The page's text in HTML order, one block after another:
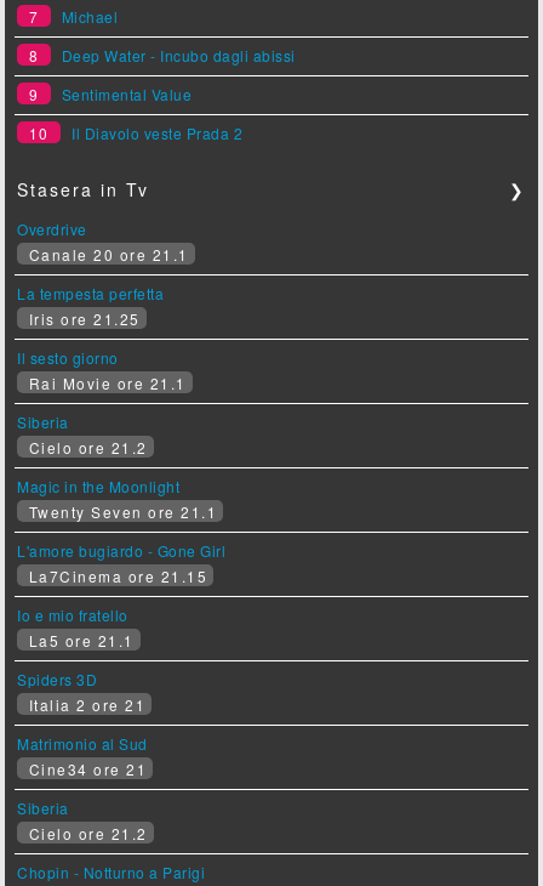
7
Michael
8
Deep Water - Incubo dagli abissi
9
Sentimental Value
10
Il Diavolo veste Prada 2
Stasera in Tv ❯
Overdrive
Canale 20 ore 21.1
La tempesta perfetta
Iris ore 21.25
Il sesto giorno
Rai Movie ore 21.1
Siberia
Cielo ore 21.2
Magic in the Moonlight
Twenty Seven ore 21.1
L'amore bugiardo - Gone Girl
La7Cinema ore 21.15
Io e mio fratello
La5 ore 21.1
Spiders 3D
Italia 2 ore 21
Matrimonio al Sud
Cine34 ore 21
Siberia
Cielo ore 21.2
Chopin - Notturno a Parigi